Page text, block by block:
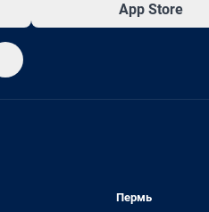
App Store
Пермь